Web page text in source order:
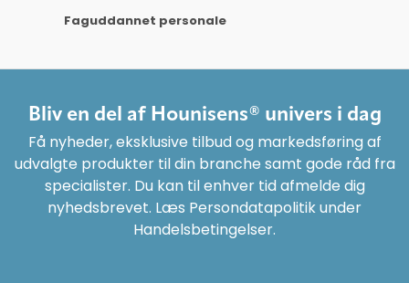
Faguddannet personale
Bliv en del af Hounisens® univers i dag
Få nyheder, eksklusive tilbud og markedsføring af
udvalgte produkter til din branche samt gode råd fra
specialister. Du kan til enhver tid afmelde dig
nyhedsbrevet. Læs Persondatapolitik under
Handelsbetingelser.